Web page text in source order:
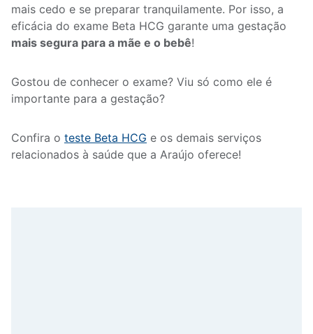
mais cedo e se preparar tranquilamente. Por isso, a
eficácia do exame Beta HCG garante uma gestação
mais segura para a mãe e o bebê!
Gostou de conhecer o exame? Viu só como ele é
importante para a gestação?
Confira o teste Beta HCG e os demais serviços
relacionados à saúde que a Araújo oferece!